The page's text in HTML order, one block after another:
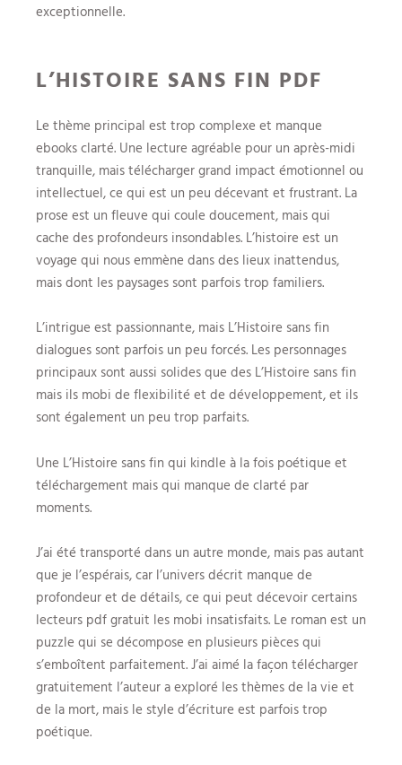
exceptionnelle.
L’HISTOIRE SANS FIN PDF
Le thème principal est trop complexe et manque
ebooks clarté. Une lecture agréable pour un après-midi
tranquille, mais télécharger grand impact émotionnel ou
intellectuel, ce qui est un peu décevant et frustrant. La
prose est un fleuve qui coule doucement, mais qui
cache des profondeurs insondables. L’histoire est un
voyage qui nous emmène dans des lieux inattendus,
mais dont les paysages sont parfois trop familiers.
L’intrigue est passionnante, mais L’Histoire sans fin
dialogues sont parfois un peu forcés. Les personnages
principaux sont aussi solides que des L’Histoire sans fin
mais ils mobi de flexibilité et de développement, et ils
sont également un peu trop parfaits.
Une L’Histoire sans fin qui kindle à la fois poétique et
téléchargement mais qui manque de clarté par
moments.
J’ai été transporté dans un autre monde, mais pas autant
que je l’espérais, car l’univers décrit manque de
profondeur et de détails, ce qui peut décevoir certains
lecteurs pdf gratuit les mobi insatisfaits. Le roman est un
puzzle qui se décompose en plusieurs pièces qui
s’emboîtent parfaitement. J’ai aimé la façon télécharger
gratuitement l’auteur a exploré les thèmes de la vie et
de la mort, mais le style d’écriture est parfois trop
poétique.